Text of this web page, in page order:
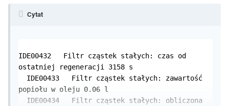
Cytat
IDE00432   Filtr cząstek stałych: czas od
ostatniej regeneracji 3158 s
popiołu w oleju 0.06 l